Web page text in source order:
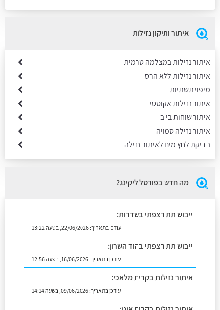
איתור ותיקון נזילות
איתור נזילות במצלמה טרמית
איתור נזילות ללא הרס
מיפוי תשתיות
איתור נזילות אקוסטי
איתור שוחות ביוב
איתור נזילה סמויה
בדיקת לחץ מים לאיתור נזילה
מה חדש בפורטל ליקינג?
ייבוש תת רצפתי בשדרות:
עודכן בתאריך:22/06/2026, בשעה 13:22
ייבוש תת רצפתי בהוד השרון:
עודכן בתאריך:16/06/2026, בשעה 12:56
איתור נזילות בקרית מלאכי:
עודכן בתאריך:09/06/2026, בשעה 14:14